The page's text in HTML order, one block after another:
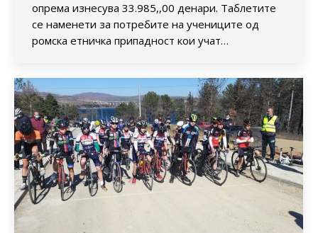
опрема изнесува 33.985,,00 денари. Таблетите
се наменети за потребите на учениците од
ромска етничка припадност кои учат…